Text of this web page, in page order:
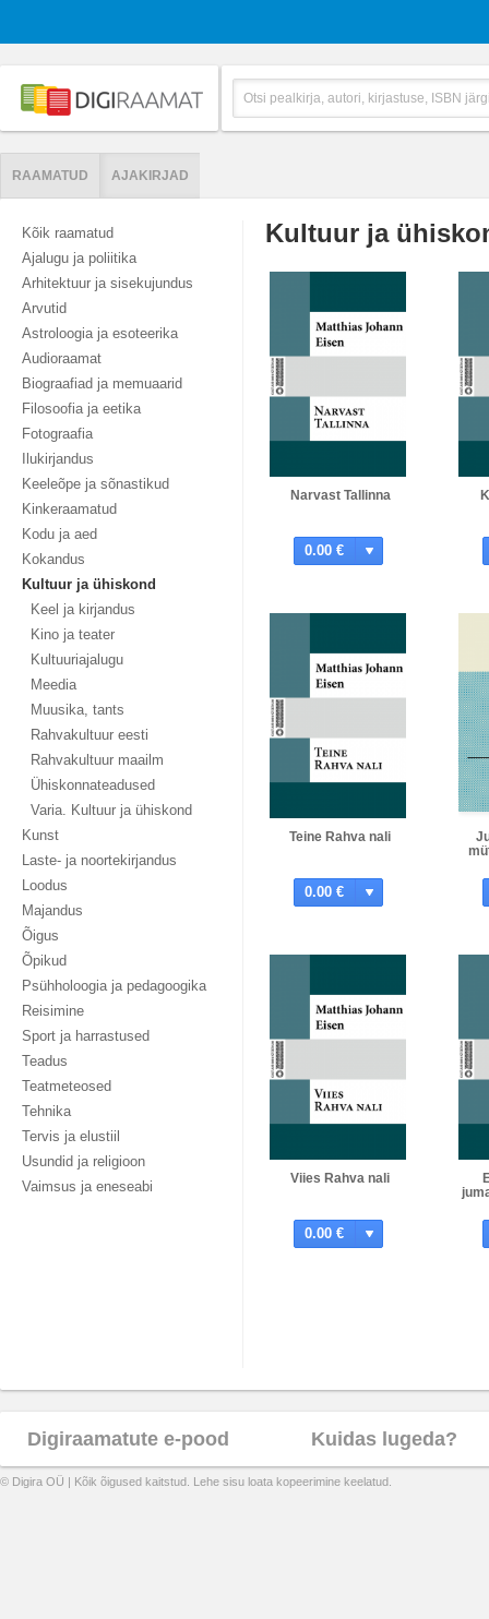
RAAMATUD AJAKIRJAD
Kõik raamatud
Ajalugu ja poliitika
Arhitektuur ja sisekujundus
Arvutid
Astroloogia ja esoteerika
Audioraamat
Biograafiad ja memuaarid
Filosoofia ja eetika
Fotograafia
Ilukirjandus
Keeleõpe ja sõnastikud
Kinkeraamatud
Kodu ja aed
Kokandus
Kultuur ja ühiskond
Keel ja kirjandus
Kino ja teater
Kultuuriajalugu
Meedia
Muusika, tants
Rahvakultuur eesti
Rahvakultuur maailm
Ühiskonnateadused
Varia. Kultuur ja ühiskond
Kunst
Laste- ja noortekirjandus
Loodus
Majandus
Õigus
Õpikud
Psühholoogia ja pedagoogika
Reisimine
Sport ja harrastused
Teadus
Teatmeteosed
Tehnika
Tervis ja elustiil
Usundid ja religioon
Vaimsus ja eneseabi
Kultuur ja
Narvast Tallinna
0.00 €
Teine Rahva nali
0.00 €
Viies Rahva nali
0.00 €
Digiraamatute e-pood Kuidas lugeda?
© Digira OÜ | Kõik õigused kaitstud. Lehe sisu loata kopeerimine keelatud.